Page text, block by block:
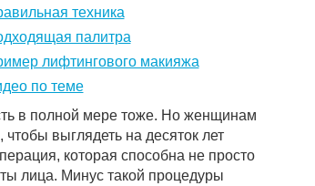
техника
палитра
лифтингового макияжа
по теме
в полной мере тоже. Но женщинам
выглядеть на десяток лет
которая способна не просто
лица. Минус такой процедуры